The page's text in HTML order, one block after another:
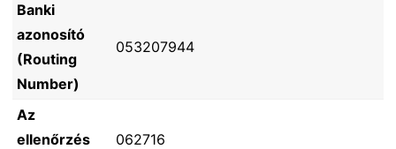
Banki
azonosító
(Routing
Number)
053207944
Az
ellenőrzés
062716